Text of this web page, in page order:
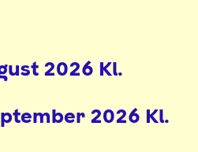
2026 Kl.
2026 Kl.